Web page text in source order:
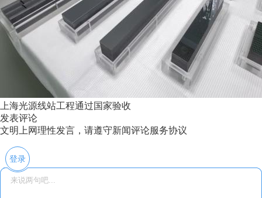
上海光源线站工程通过国家验收
发表评论
文明上网理性发言，请遵守新闻评论服务协议
登录